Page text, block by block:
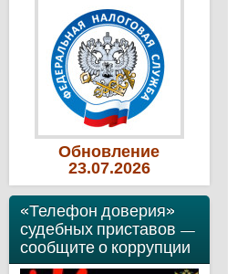
Обновление
23.07.2026
«Телефон доверия»
судебных приставов —
сообщите о коррупции